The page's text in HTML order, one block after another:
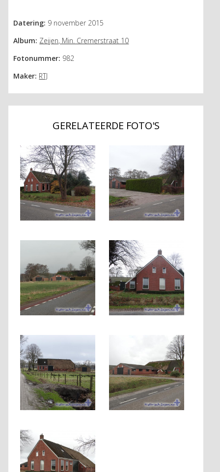
Datering: 9 november 2015
Album: Zeijen, Min. Cremerstraat 10
Fotonummer: 982
Maker: RTJ
GERELATEERDE FOTO'S